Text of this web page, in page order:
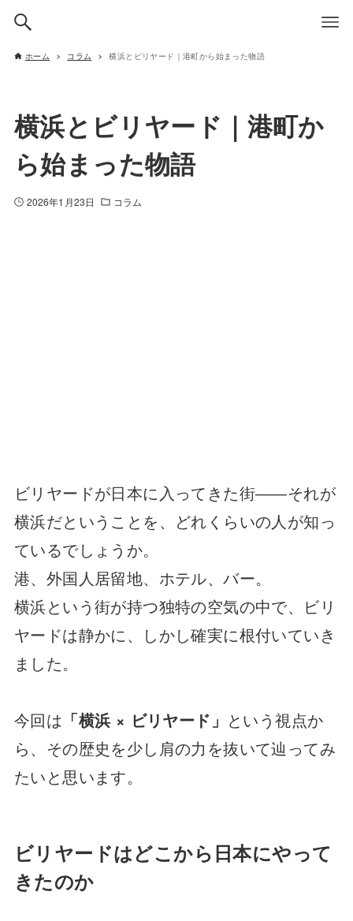
ホーム コラム 横浜とビリヤード｜港町から始まった物語
横浜とビリヤード｜港町か
ら始まった物語
2026年1月23日 コラム
ビリヤードが日本に入ってきた街――それが
横浜だということを、どれくらいの人が知っ
ているでしょうか。
港、外国人居留地、ホテル、バー。
横浜という街が持つ独特の空気の中で、ビリ
ヤードは静かに、しかし確実に根付いていき
ました。
今回は 「横浜 × ビリヤード」 という視点か
ら、その歴史を少し肩の力を抜いて辿ってみ
たいと思います。
ビリヤードはどこから日本にやって
きたのか